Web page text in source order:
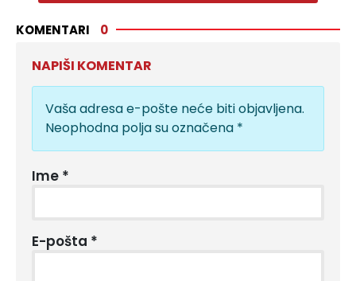
KOMENTARI 0
NAPIŠI KOMENTAR
Vaša adresa e-pošte neće biti objavljena.
Neophodna polja su označena *
Ime *
E-pošta *